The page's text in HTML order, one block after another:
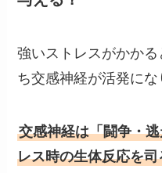
強いストレスがかか
ち交感神経が活発にな
交感神経は「闘争・
レス時の生体反応を